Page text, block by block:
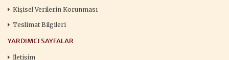
Kişisel Verilerin Korunması
Teslimat Bilgileri
YARDIMCI SAYFALAR
İletişim